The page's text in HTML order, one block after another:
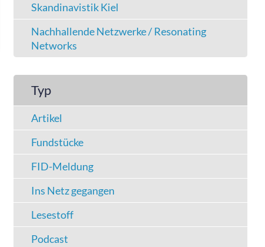
Skandinavistik Kiel
Nachhallende Netzwerke / Resonating
Networks
Typ
Artikel
Fundstücke
FID-Meldung
Ins Netz gegangen
Lesestoff
Podcast